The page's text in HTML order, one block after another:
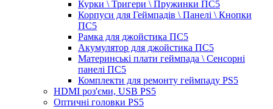
Курки \ Тригери \ Пружинки ПС5
Корпуси для Геймпадів \ Панелі \ Кнопки
ПС5
Рамка для джойстика ПС5
Акумулятор для джойстика ПС5
Материнські плати геймпада \ Сенсорні
панелі ПС5
Комплекти для ремонту геймпаду PS5
HDMI роз'єми, USB PS5
Оптичні головки PS5